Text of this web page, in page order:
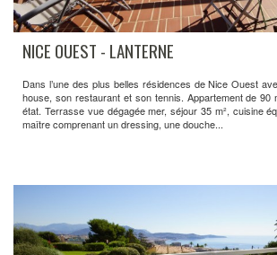
NICE OUEST - LANTERNE
Dans l’une des plus belles résidences de Nice Ouest
house, son restaurant et son tennis. Appartement de 90
état. Terrasse vue dégagée mer, séjour 35 m², cuisine
maître comprenant un dressing, une douche...